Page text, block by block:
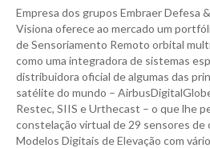
Empresa dos grupos Embraer Defesa
Visiona oferece ao mercado um
de Sensoriamento Remoto orbital
como uma integradora de sistemas
distribuidora oficial de algumas das
satélite do mundo –
Restec, SIIS e Urthecast – o que lhe
constelação virtual de 29 sensores de
Modelos Digitais de Elevação com